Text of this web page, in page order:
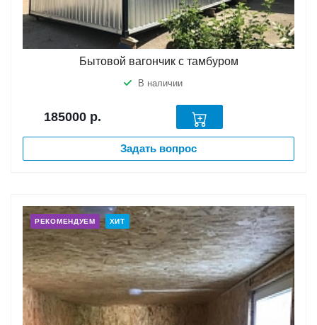
Бытовой вагончик с тамбуром
В наличии
185000 р.
Задать вопрос
РЕКОМЕНДУЕМ ХИТ